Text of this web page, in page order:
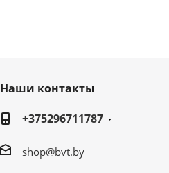
Наши контакты
+375296711787
shop@bvt.by